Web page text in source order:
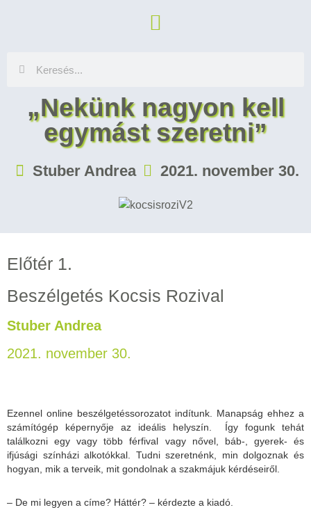
„Nekünk nagyon kell
egymást szeretni”
Stuber Andrea 2021. november 30.
Előtér 1.
Beszélgetés Kocsis Rozival
Stuber Andrea
2021. november 30.
Ezennel online beszélgetéssorozatot indítunk. Manapság ehhez a
számítógép képernyője az ideális helyszín. Így fogunk tehát
találkozni egy vagy több férfival vagy nővel, báb-, gyerek- és
ifjúsági színházi alkotókkal. Tudni szeretnénk, min dolgoznak és
hogyan, mik a terveik, mit gondolnak a szakmájuk kérdéseiről.
– De mi legyen a címe? Háttér? – kérdezte a kiadó.